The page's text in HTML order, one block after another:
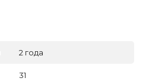
2 года
31